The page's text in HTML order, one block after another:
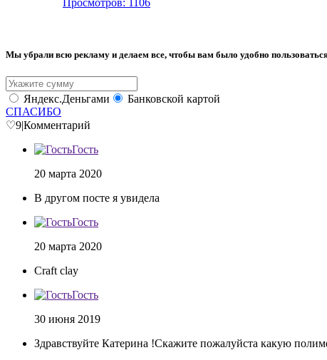
Мы убрали всю рекламу и делаем все, чтобы вам было удобно
Яндекс.Деньгами
Банковской картой
СПАСИБО
♡9|Комментарий
Гость
20 марта 2020
В другом посте я увидела
Гость
20 марта 2020
Craft clay
Гость
30 июня 2019
Здравствуйте Катерина !Скажите пожалуйста какую